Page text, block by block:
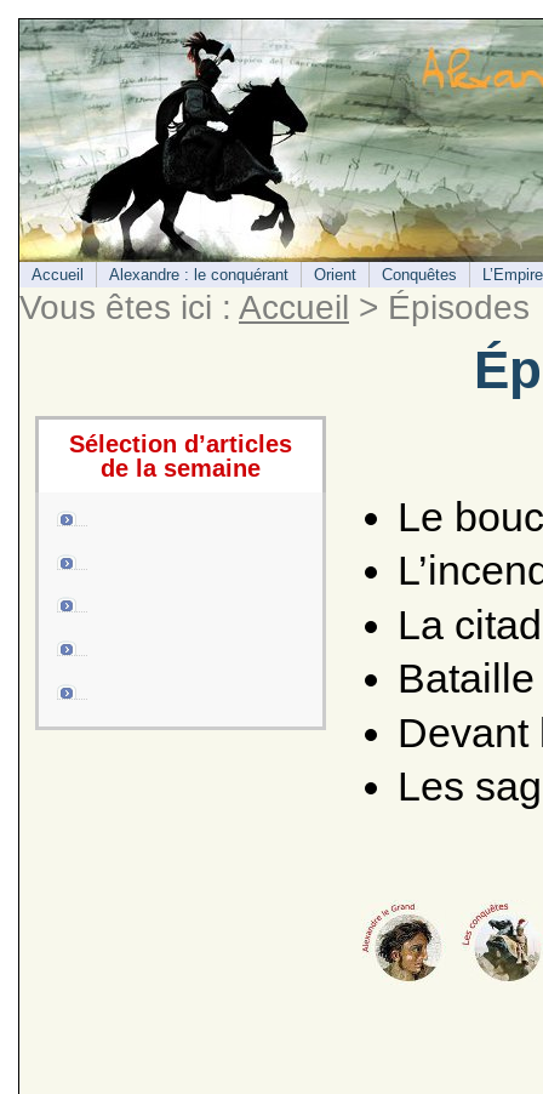
Accueil Alexandre : le conquérant Orient Conquêtes L’Empire
Vous êtes ici : Accueil > Épisodes
Sélection d’articles
de la semaine
Le
La
Bataille
Devant
Les